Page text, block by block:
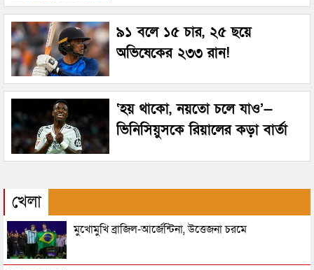
৯১ বলে ১৫ চার, ২৫ ছয়ে
অভিষেকের ২৩৩ রান!
‘হয় থাকো, নয়তো চলে যাও’—
ভিনিসিয়ুসকে রিয়ালের কড়া বার্তা
খেলা
মুখোমুখি ব্রাজিল-আর্জেন্টিনা, উত্তেজনা চরমে